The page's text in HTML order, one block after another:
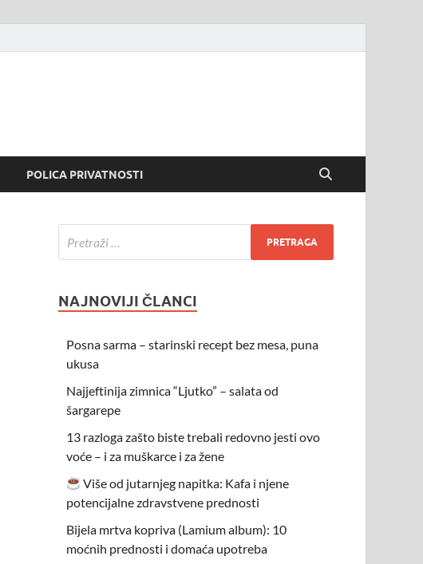
POLICA PRIVATNOSTI
NAJNOVIJI ČLANCI
Posna sarma – starinski recept bez mesa, puna
ukusa
Najjeftinija zimnica “Ljutko” – salata od
šargarepe
13 razloga zašto biste trebali redovno jesti ovo
voće – i za muškarce i za žene
Više od jutarnjeg napitka: Kafa i njene
potencijalne zdravstvene prednosti
Bijela mrtva kopriva (Lamium album): 10
moćnih prednosti i domaća upotreba